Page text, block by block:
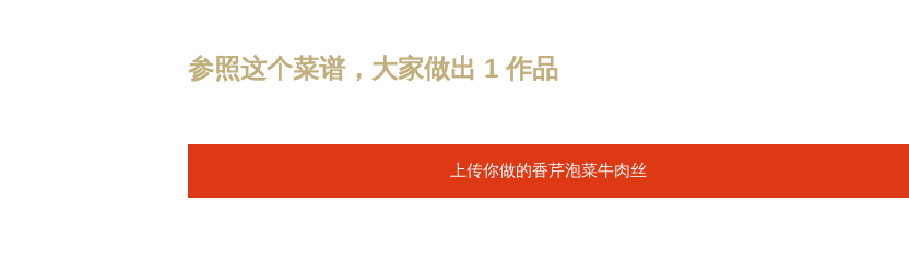
参照这个菜谱，大家做出 1 作品
上传你做的香芹泡菜牛肉丝